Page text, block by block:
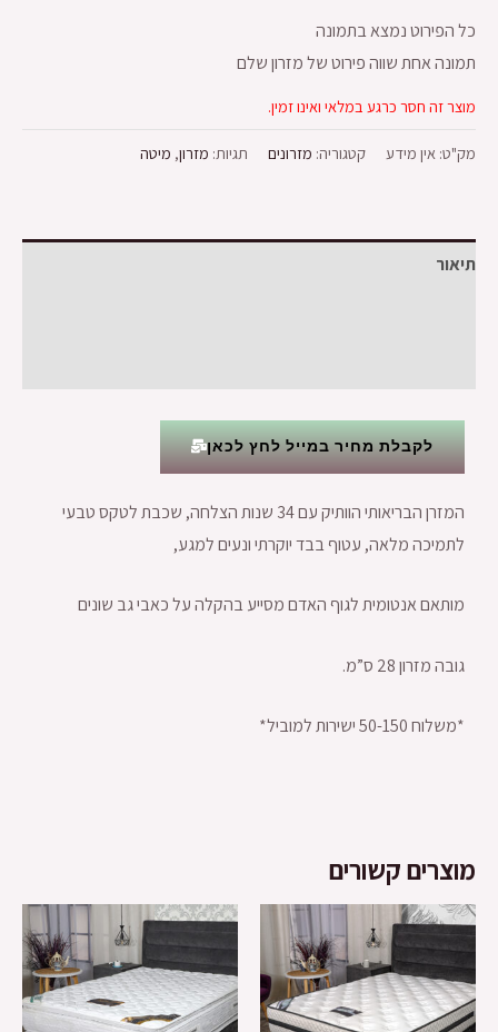
כל הפירוט נמצא בתמונה
תמונה אחת שווה פירוט של מזרון שלם
מוצר זה חסר כרגע במלאי ואינו זמין.
מק"ט: אין מידע קטגוריה: מזרונים תגיות: מזרון, מיטה
תיאור
לקבלת מחיר במייל לחץ לכאן
המזרן הבריאותי הוותיק עם 34 שנות הצלחה, שכבת לטקס טבעי
לתמיכה מלאה, עטוף בבד יוקרתי ונעים למגע,
מותאם אנטומית לגוף האדם מסייע בהקלה על כאבי גב שונים
גובה מזרון 28 ס”מ.
*משלוח 50-150 ישירות למוביל*
מוצרים קשורים